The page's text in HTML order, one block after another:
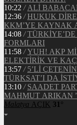
10:22 / ALİ
12:36 / HUKUK
KKM’YE KAYNAK
14:08 /
FORMLARI
11:58 / YUH! AKP
ELEKTİRİK VE
13:57 / 5’Lİ
TÜRKSAT’I DA
13:10 / SAADET
MAHMUT ARIKAN
Malatya AÇIK 31°